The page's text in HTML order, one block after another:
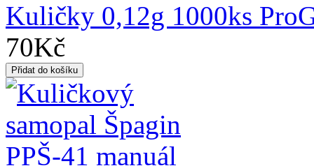
Kuličky 0,12g 1000ks
70Kč